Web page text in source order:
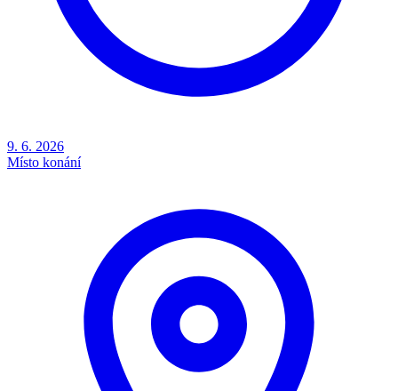
9. 6. 2026
Místo konání